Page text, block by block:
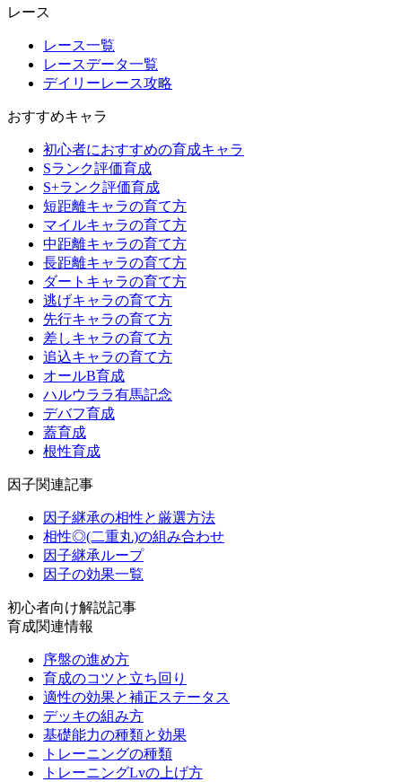
レース
レース一覧
レースデータ一覧
デイリーレース攻略
おすすめキャラ
初心者におすすめの育成キャラ
Sランク評価育成
S+ランク評価育成
短距離キャラの育て方
マイルキャラの育て方
中距離キャラの育て方
長距離キャラの育て方
ダートキャラの育て方
逃げキャラの育て方
先行キャラの育て方
差しキャラの育て方
追込キャラの育て方
オールB育成
ハルウララ有馬記念
デバフ育成
蓋育成
根性育成
因子関連記事
因子継承の相性と厳選方法
相性◎(二重丸)の組み合わせ
因子継承ループ
因子の効果一覧
初心者向け解説記事
育成関連情報
序盤の進め方
育成のコツと立ち回り
適性の効果と補正ステータス
デッキの組み方
基礎能力の種類と効果
トレーニングの種類
トレーニングLvの上げ方